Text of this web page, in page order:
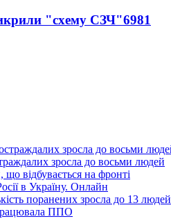
"схему СЗЧ"6981
зросла до восьми людей
відбувається на фронті
в Україну. Онлайн
поранених зросла до 13 людей
ППО